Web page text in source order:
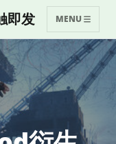
即发 MENU